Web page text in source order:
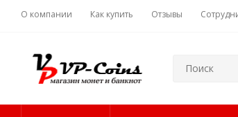
О компании Как купить Отзывы